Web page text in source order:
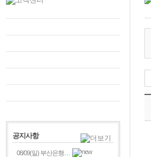
공지사항
08/09(일) 부산은행…